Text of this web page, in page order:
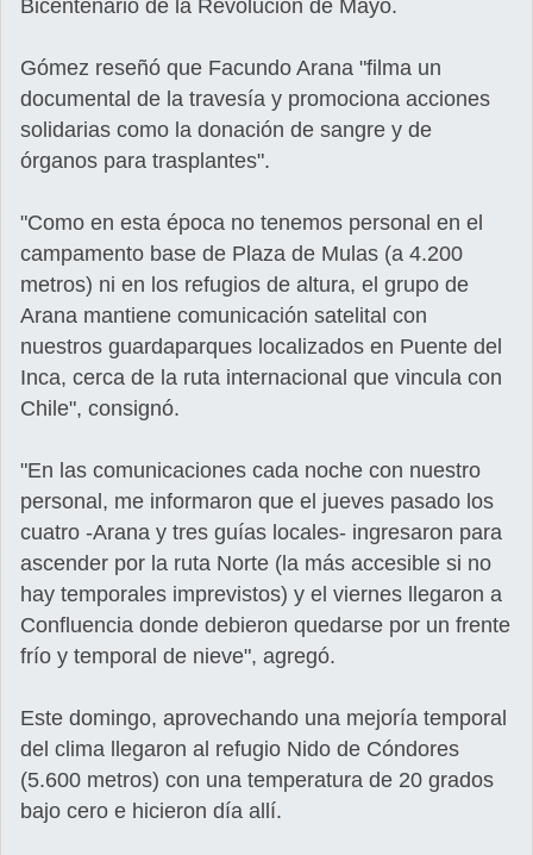
Bicentenario de la Revolución de Mayo.
Gómez reseñó que Facundo Arana "filma un
documental de la travesía y promociona acciones
solidarias como la donación de sangre y de
órganos para trasplantes".
"Como en esta época no tenemos personal en el
campamento base de Plaza de Mulas (a 4.200
metros) ni en los refugios de altura, el grupo de
Arana mantiene comunicación satelital con
nuestros guardaparques localizados en Puente del
Inca, cerca de la ruta internacional que vincula con
Chile", consignó.
"En las comunicaciones cada noche con nuestro
personal, me informaron que el jueves pasado los
cuatro -Arana y tres guías locales- ingresaron para
ascender por la ruta Norte (la más accesible si no
hay temporales imprevistos) y el viernes llegaron a
Confluencia donde debieron quedarse por un frente
frío y temporal de nieve", agregó.
Este domingo, aprovechando una mejoría temporal
del clima llegaron al refugio Nido de Cóndores
(5.600 metros) con una temperatura de 20 grados
bajo cero e hicieron día allí.